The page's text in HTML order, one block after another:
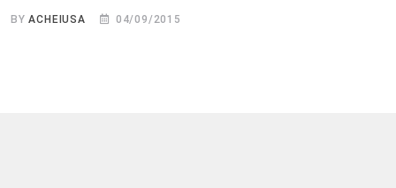
BYACHEIUSA 04/09/2015